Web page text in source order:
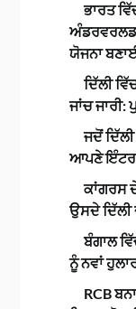
ਭਾਰਤ
ਅੰਡਰਵਰਲਡ
ਯੋਜਨਾ
ਦਿੱਲੀ
ਜਾਂਚ ਜਾਰੀ:
ਜਦੋਂ
ਆਪਣੇ
ਕਾਂਗਰਸ
ਉਸਦੇ ਦਿੱਲੀ
ਬੰਗਾਲ
ਨੂੰ ਨਵਾਂ
RCB